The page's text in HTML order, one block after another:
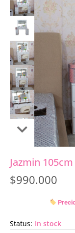
Jazmin
$990.000
Status: In stock